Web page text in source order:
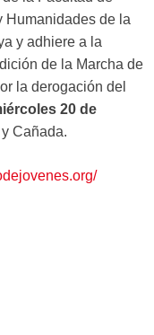
Humanidades de la
y adhiere a la
de la Marcha de
la derogación del
20 de
Cañada.